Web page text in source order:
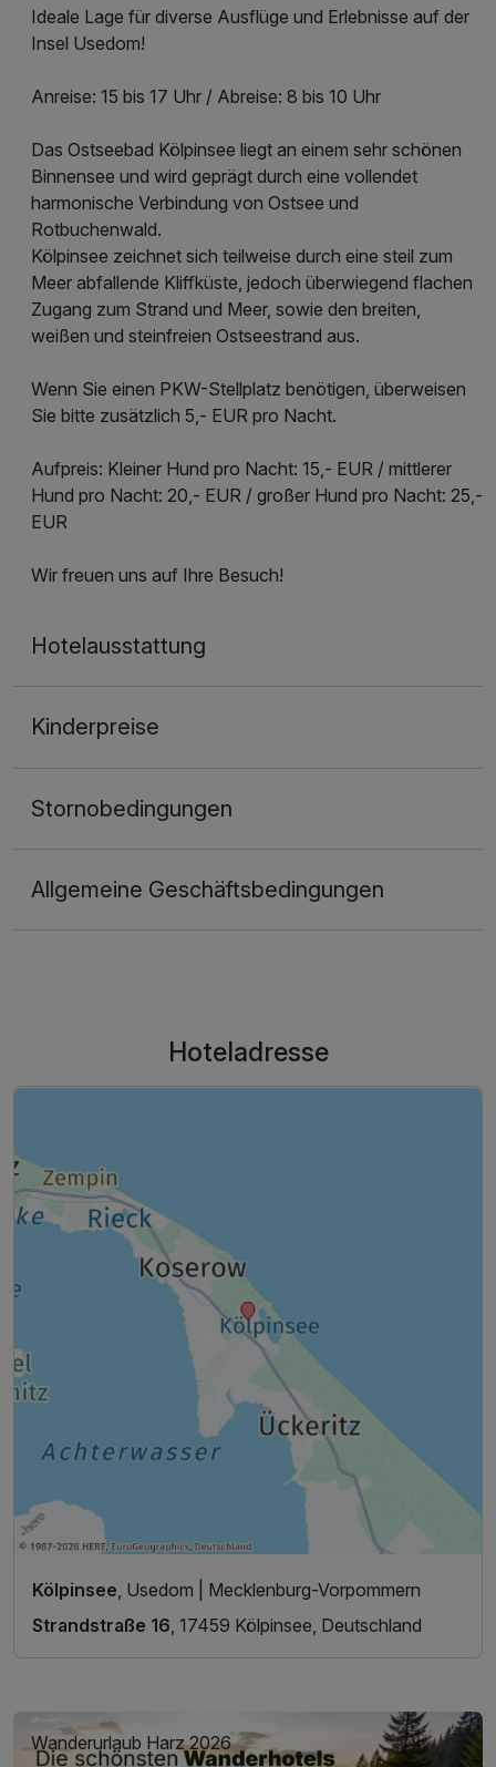
Ideale Lage für diverse Ausflüge und Erlebnisse auf der
Insel Usedom!
Anreise: 15 bis 17 Uhr / Abreise: 8 bis 10 Uhr
Das Ostseebad Kölpinsee liegt an einem sehr schönen
Binnensee und wird geprägt durch eine vollendet
harmonische Verbindung von Ostsee und
Rotbuchenwald.
Kölpinsee zeichnet sich teilweise durch eine steil zum
Meer abfallende Kliffküste, jedoch überwiegend flachen
Zugang zum Strand und Meer, sowie den breiten,
weißen und steinfreien Ostseestrand aus.
Wenn Sie einen PKW-Stellplatz benötigen, überweisen
Sie bitte zusätzlich 5,- EUR pro Nacht.
Aufpreis: Kleiner Hund pro Nacht: 15,- EUR / mittlerer
Hund pro Nacht: 20,- EUR / großer Hund pro Nacht: 25,-
EUR
Wir freuen uns auf Ihre Besuch!
Hotelausstattung
Kinderpreise
Stornobedingungen
Allgemeine Geschäftsbedingungen
Hoteladresse
Kölpinsee, Usedom | Mecklenburg-Vorpommern
Strandstraße 16, 17459 Kölpinsee, Deutschland
Wanderurlaub Harz 2026